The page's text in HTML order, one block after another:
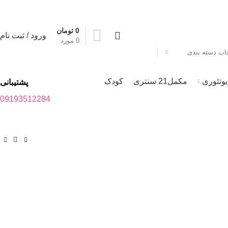
دسته بندی
0 مورد
0 تومان
ورود / ثبت نام
یوتئوری مکمل21 سنتری کودک
پشتیبانی
09193512284